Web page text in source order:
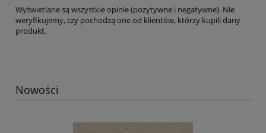
Wyświetlane są wszystkie opinie (pozytywne i negatywne). Nie
weryfikujemy, czy pochodzą one od klientów, którzy kupili dany
produkt.
Nowości